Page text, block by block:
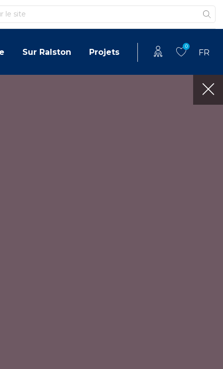
Sur Ralston Projets
0
FR